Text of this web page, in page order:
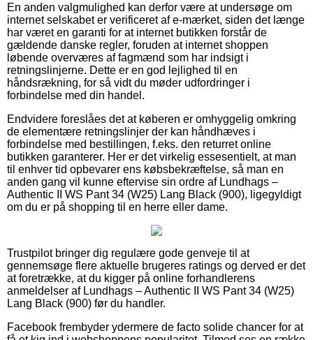
En anden valgmulighed kan derfor være at undersøge om
internet selskabet er verificeret af e-mærket, siden det længe
har været en garanti for at internet butikken forstår de
gældende danske regler, foruden at internet shoppen
løbende overværes af fagmænd som har indsigt i
retningslinjerne. Dette er en god lejlighed til en
håndsrækning, for så vidt du møder udfordringer i
forbindelse med din handel.
Endvidere foreslåes det at køberen er omhyggelig omkring
de elementære retningslinjer der kan håndhæves i
forbindelse med bestillingen, f.eks. den returret online
butikken garanterer. Her er det virkelig essesentielt, at man
til enhver tid opbevarer ens købsbekræftelse, så man en
anden gang vil kunne eftervise sin ordre af Lundhags –
Authentic II WS Pant 34 (W25) Lang Black (900), ligegyldigt
om du er på shopping til en herre eller dame.
Trustpilot bringer dig regulære gode genveje til at
gennemsøge flere aktuelle brugeres ratings og derved er det
at foretrække, at du kigger på online forhandlerens
anmeldelser af Lundhags – Authentic II WS Pant 34 (W25)
Lang Black (900) før du handler.
Facebook frembyder ydermere de facto solide chancer for at